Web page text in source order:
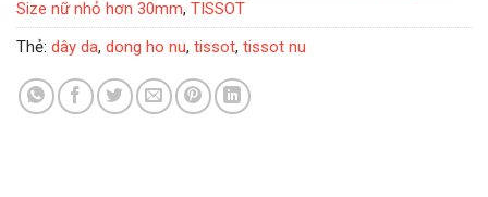
Size nữ nhỏ hơn 30mm, TISSOT
Thẻ: dây da, dong ho nu, tissot, tissot nu